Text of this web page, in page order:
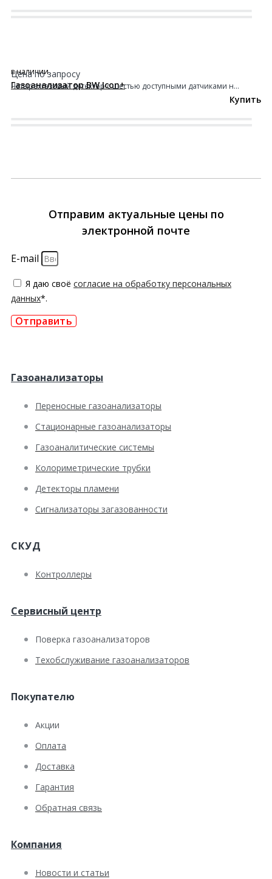
в наличии
Газоанализатор BW Icon+
Цена по запросу
Четырехгазовый детектор с шестью доступными датчиками н...
Купить
Отправим актуальные цены по
электронной почте
E-mail
Я даю своё согласие на обработку персональных
данных*.
Отправить
Газоанализаторы
Переносные газоанализаторы
Стационарные газоанализаторы
Газоаналитические системы
Колориметрические трубки
Детекторы пламени
Сигнализаторы загазованности
СКУД
Контроллеры
Сервисный центр
Поверка газоанализаторов
Техобслуживание газоанализаторов
Покупателю
Акции
Оплата
Доставка
Гарантия
Обратная связь
Компания
Новости и статьи